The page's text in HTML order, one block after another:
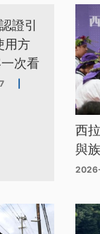
證引
用方
次看
西
與